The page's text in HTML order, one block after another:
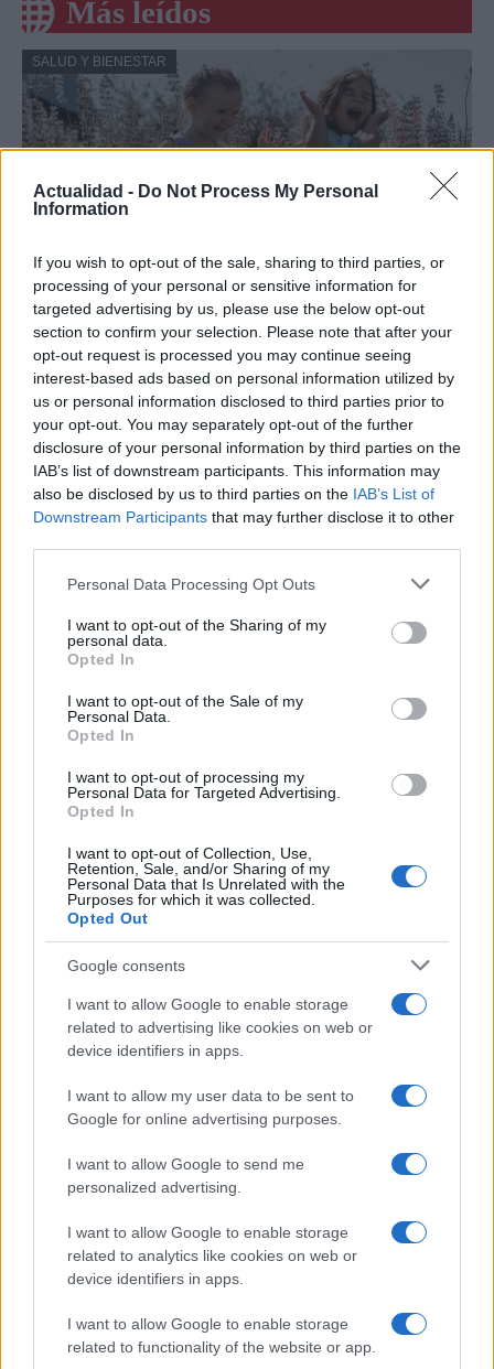
Actualidad - Do Not Process My Personal
Information
If you wish to opt-out of the sale, sharing to third parties, or
processing of your personal or sensitive information for
targeted advertising by us, please use the below opt-out
section to confirm your selection. Please note that after your
opt-out request is processed you may continue seeing
interest-based ads based on personal information utilized by
us or personal information disclosed to third parties prior to
your opt-out. You may separately opt-out of the further
disclosure of your personal information by third parties on the
IAB’s list of downstream participants. This information may
also be disclosed by us to third parties on the IAB’s List of
Downstream Participants that may further disclose it to other
Please note that this website/app uses one or more Google
not limited to your visit or usage behaviour. You may click to
grant or deny consent to Google and its third-party tags to
use your data for below specified purposes in below Google
consent section.
Personal Data Processing Opt Outs
I want to opt-out of the Sharing of my
personal data.
Opted In
I want to opt-out of the Sale of my
Personal Data.
Opted In
I want to opt-out of processing my
Personal Data for Targeted Advertising.
Opted In
I want to opt-out of Collection, Use,
Retention, Sale, and/or Sharing of my
Personal Data that Is Unrelated with the
Purposes for which it was collected.
Opted Out
Google consents
I want to allow Google to enable storage
related to advertising like cookies on web or
device identifiers in apps.
I want to allow my user data to be sent to
Google for online advertising purposes.
I want to allow Google to send me
personalized advertising.
I want to allow Google to enable storage
related to analytics like cookies on web or
device identifiers in apps.
I want to allow Google to enable storage
related to functionality of the website or app.
Más leídos
SALUD Y BIENESTAR
Crianza tradicional para una infancia más
autónoma
La crianza cotidiana se construye mediante decisiones
pequeñas…
SALUD Y BIENESTAR
sobrecarga emocional
El cuidado de otros puede convertirse en una…
SALUD Y BIENESTAR
Guía completa para preparar tu vivienda
ante incendios forestales
Conoce las medidas esenciales para proteger tu hogar…